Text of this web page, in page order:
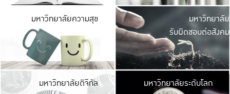
มหาวิทยาลัยความสุข มหาวิ
ค
เปิดประ
และพบเรื่องราวใ
มหาวิทยาลัย
รับผิดชอบต่อสังคม
มหาวิทยาลัยดิจิทัล มหาวิ
มหาวิทยาลัยระดับโลก